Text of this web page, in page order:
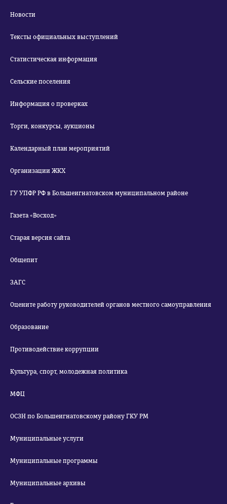
Новости
Тексты официальных выступлений
Статистическая информация
Сельские поселения
Информация о проверках
Торги, конкурсы, аукционы
Календарный план мероприятий
Организации ЖКХ
ГУ УПФР РФ в Большеигнатовском муниципальном районе
Газета «Восход»
Старая версия сайта
Общепит
ЗАГС
Оцените работу руководителей органов местного самоуправления
Образование
Противодействие коррупции
Культура, спорт, молодежная политика
МФЦ
ОСЗН по Большеигнатовскому району ГКУ РМ
Муниципальные услуги
Муниципальные программы
Муниципальные архивы